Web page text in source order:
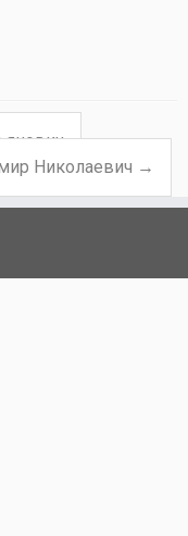
Николаевич →